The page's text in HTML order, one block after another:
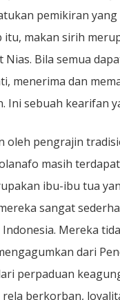
pemikiran
makan sirih
Bila semua
menerima dan
Ini sebuah kearifan
oleh pengrajin
masih
ibu-ibu tua
sangat
Mereka
dari
perpaduan
berkorban,